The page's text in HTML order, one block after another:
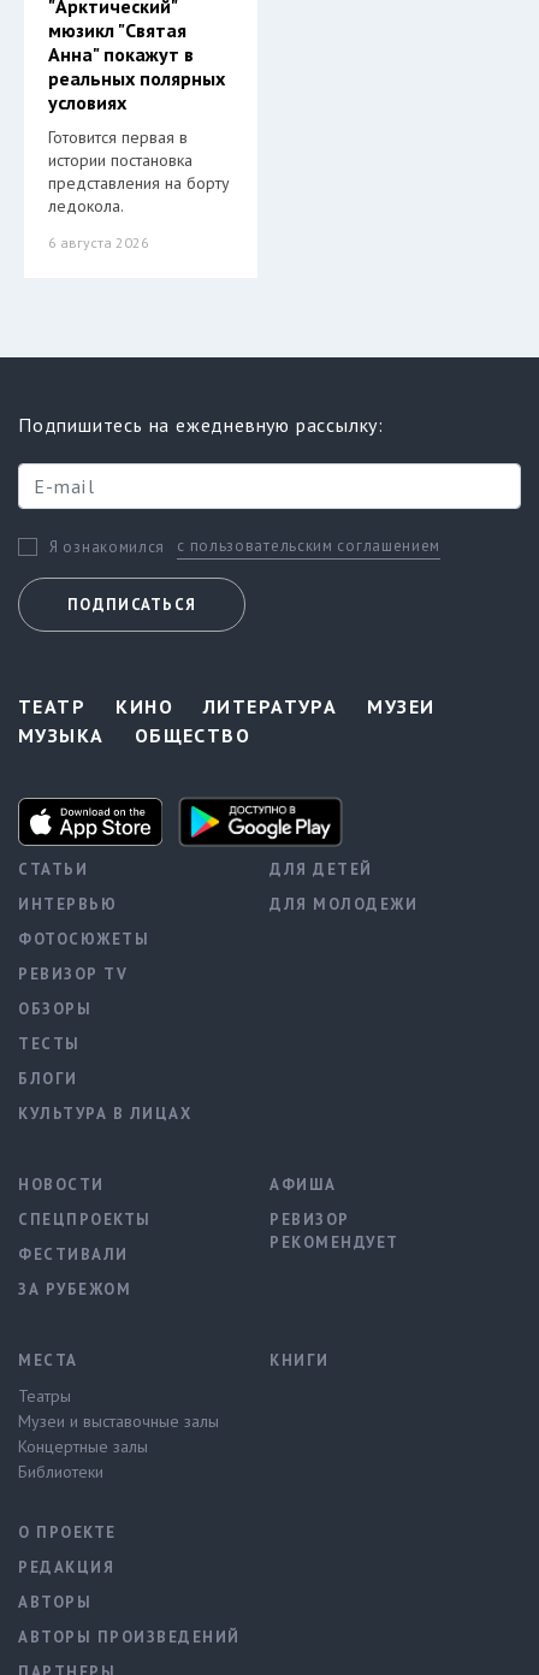
"Арктический"
мюзикл "Святая
Анна" покажут в
реальных полярных
условиях
Готовится первая в
истории постановка
представления на борту
ледокола.
6 августа 2026
Подпишитесь на ежедневную рассылку:
Я ознакомился с пользовательским соглашением
ПОДПИСАТЬСЯ
ТЕАТР КИНО ЛИТЕРАТУРА
МУЗЕИ
МУЗЫКА
ОБЩЕСТВО
СТАТЬИ
ИНТЕРВЬЮ
ФОТОСЮЖЕТЫ
РЕВИЗОР TV
ОБЗОРЫ
ТЕСТЫ
БЛОГИ
КУЛЬТУРА В ЛИЦАХ
ДЛЯ ДЕТЕЙ
ДЛЯ МОЛОДЕЖИ
НОВОСТИ
СПЕЦПРОЕКТЫ
ФЕСТИВАЛИ
ЗА РУБЕЖОМ
АФИША
РЕВИЗОР
РЕКОМЕНДУЕТ
МЕСТА
Театры
Музеи и выставочные залы
Концертные залы
Библиотеки
КНИГИ
О ПРОЕКТЕ
РЕДАКЦИЯ
АВТОРЫ
АВТОРЫ ПРОИЗВЕДЕНИЙ